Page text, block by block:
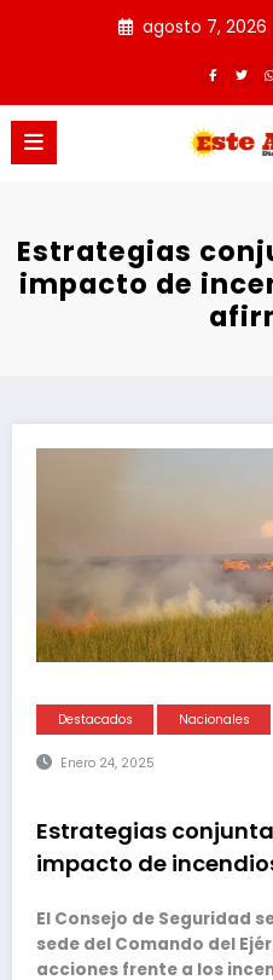
agosto 7, 2026
Estrategias
impacto de
Destacados Nacionales
Enero 24, 2025
Estrategias
impacto de
El Consejo de Seguridad
sede del Comando del
acciones frente a los